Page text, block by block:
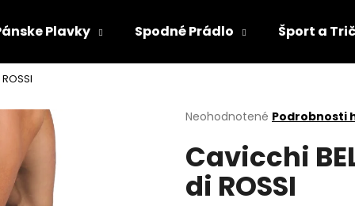
Plavky Spodné Prádlo Šport a
Priemerné
produktu
je
0,0
z
Neohodnotené Podrobnosti
Cavicchi
di ROSSI
Čo potrebujete nájsť?
HĽADAŤ